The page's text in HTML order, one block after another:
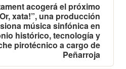
acogerá el próximo
xata!”, una producción
música sinfónica en
histórico, tecnología y
pirotécnico a cargo de
Peñarroja